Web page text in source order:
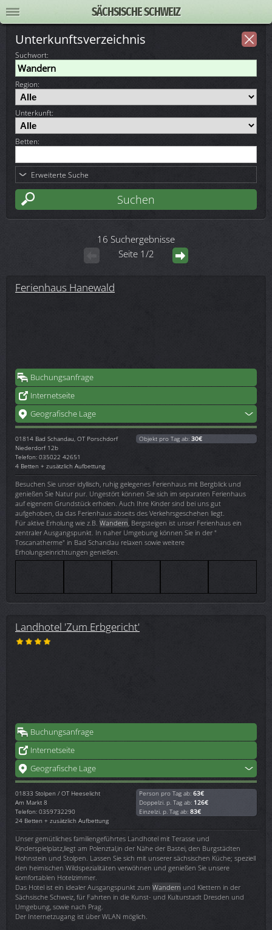
SÄCHSISCHE SCHWEIZ
Unterkunftsverzeichnis
Suchwort:
Region:
Unterkunft:
Betten:
Erweiterte Suche
16 Suchergebnisse
Seite 1/2
Ferienhaus Hanewald
Buchungsanfrage
Internetseite
Geografische Lage
01814 Bad Schandau, OT Porschdorf
Niederdorf 12b
Telefon: 035022 42651
4 Betten + zusätzlich Aufbettung
Objekt pro Tag ab: 30€
Besuchen Sie unser idyllisch, ruhig gelegenes Ferienhaus mit Bergblick und
genießen Sie Natur pur. Ungestört können Sie sich im separaten Ferienhaus
auf eigenem Grundstück erholen. Auch Ihre Kinder sind bei uns gut
aufgehoben, da das Ferienhaus abseits des Verkehrsgeschehen liegt.
Für aktive Erholung wie z.B. Wandern , Bergsteigen ist unser Ferienhaus ein
zentraler Ausgangspunkt. In naher Umgebung können Sie in der "
Toscanatherme" in Bad Schandau relaxen sowie weitere
Erholungseinrichtungen genießen.
Landhotel 'Zum Erbgericht'
Buchungsanfrage
Internetseite
Geografische Lage
01833 Stolpen / OT Heeselicht
Am Markt 8
Telefon: 0359732290
24 Betten + zusätzlich Aufbettung
Person pro Tag ab: 63€
Doppelzi. p. Tag ab: 126€
Einzelzi. p. Tag ab: 83€
Unser gemütliches familiengeführtes Landhotel mit Terasse und
Kinderspielplatz,liegt am Polenztal,in der Nähe der Bastei, den Burgstädten
Hohnstein und Stolpen. Lassen Sie sich mit unserer sächsischen Küche; speziell
den heimischen Wildspezialitäten verwöhnen und genießen Sie unsere
komfortablen Hotelzimmer.
Das Hotel ist ein idealer Ausgangspunkt zum Wandern und Klettern in der
Sächsische Schweiz, für Fahrten in die Kunst- und Kulturstadt Dresden und
Umgebung, sowie nach Prag.
Der Internetzugang ist über WLAN möglich.